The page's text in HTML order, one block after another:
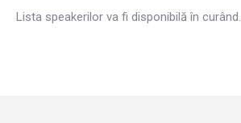
Lista speakerilor va fi disponibilă în curând.